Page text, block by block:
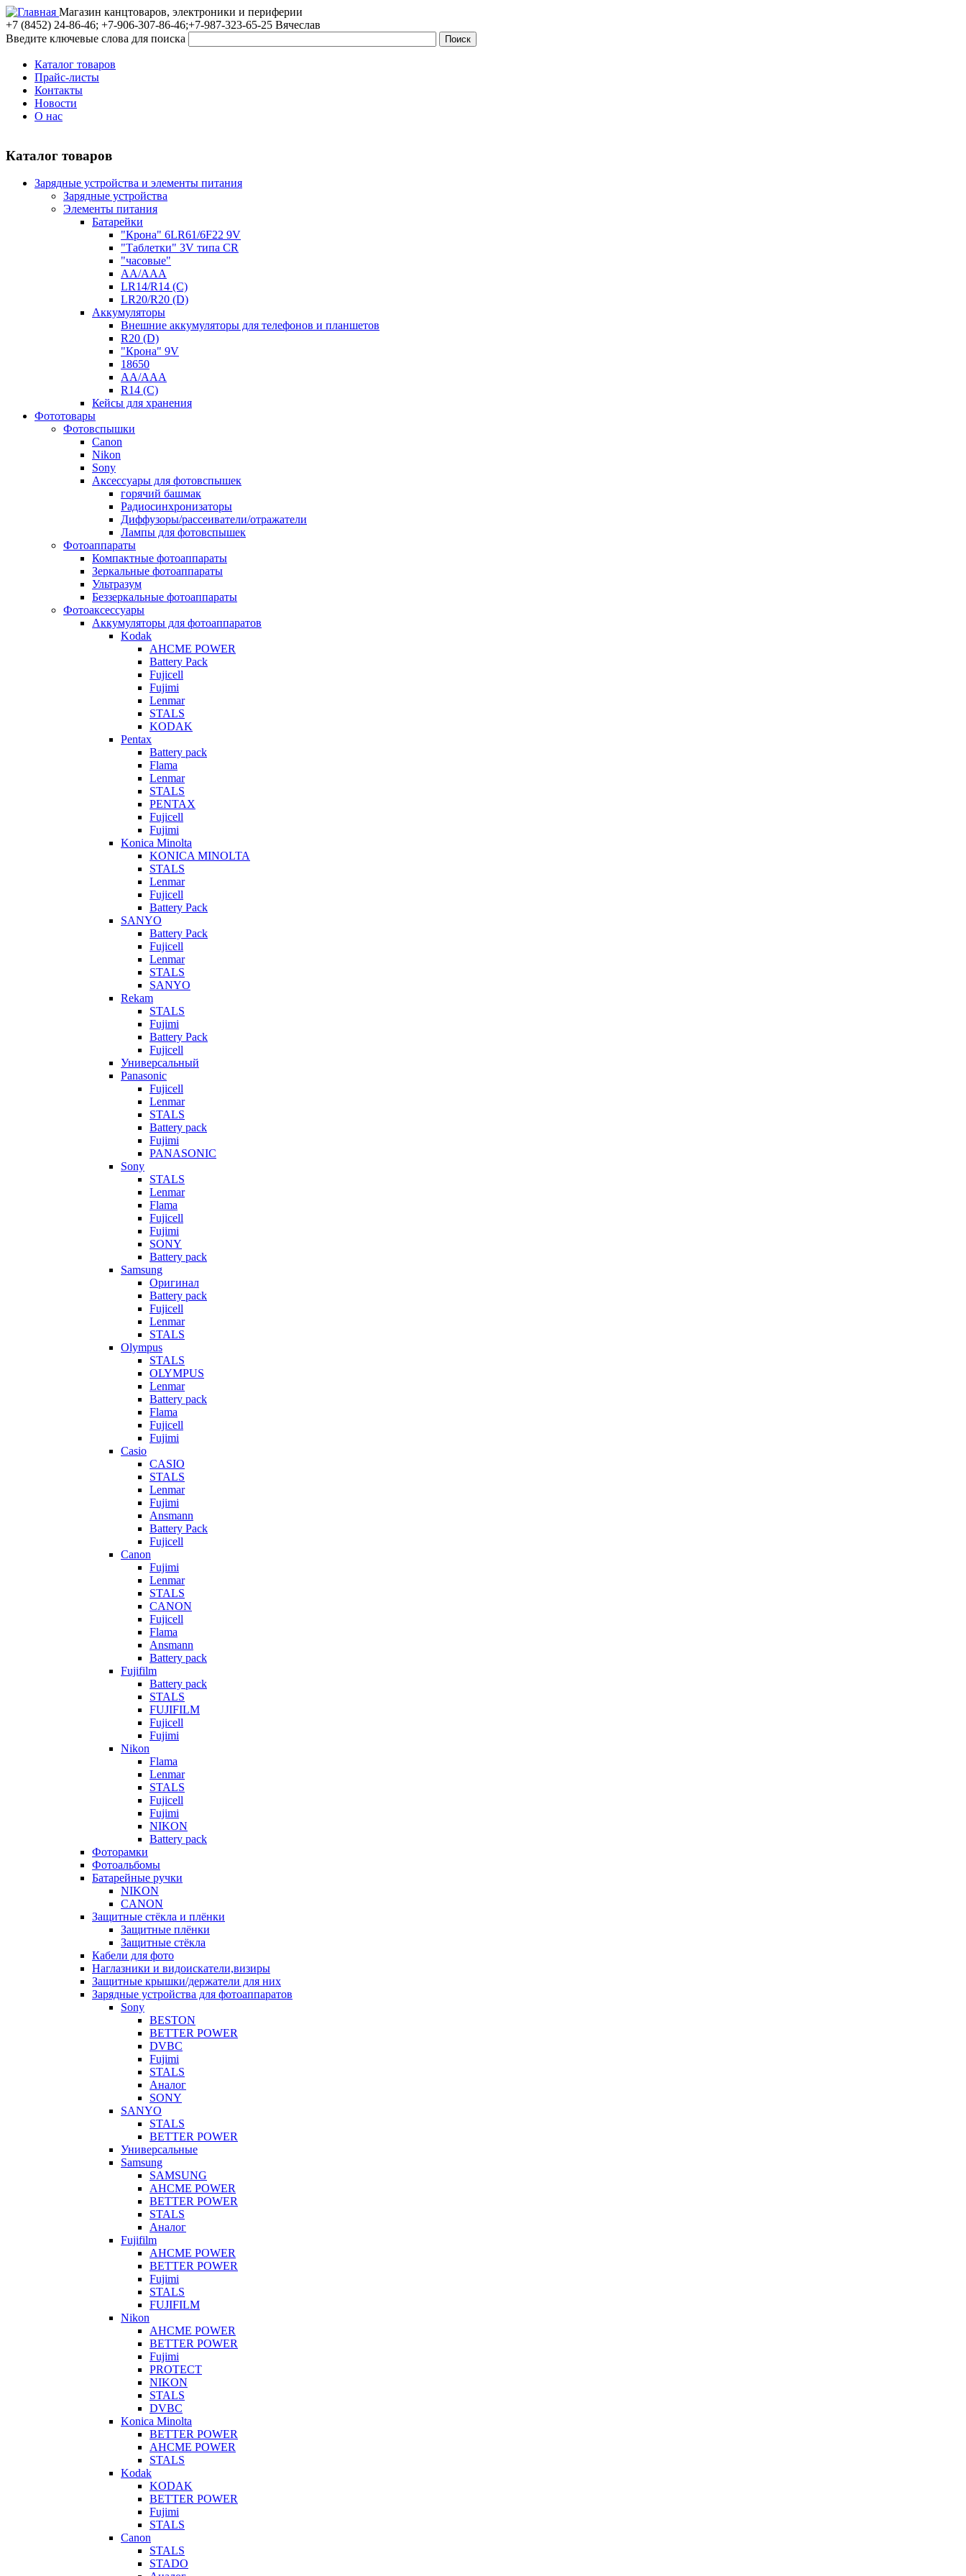
Магазин канцтоваров, электроники и периферии
+7 (8452) 24-86-46; +7-906-307-86-46;+7-987-323-65-25 Вячеслав
Введите ключевые слова для поиска
Каталог товаров
Прайс-листы
Контакты
Новости
О нас
Каталог товаров
Зарядные устройства и элементы питания
Зарядные устройства
Элементы питания
Батарейки
"Крона" 6LR61/6F22 9V
"Таблетки" 3V типа CR
"часовые"
AA/AAA
LR14/R14 (C)
LR20/R20 (D)
Аккумуляторы
Внешние аккумуляторы для телефонов и планшетов
R20 (D)
"Крона" 9V
18650
AA/AAA
R14 (C)
Кейсы для хранения
Фототовары
Фотовспышки
Canon
Nikon
Sony
Аксессуары для фотовспышек
горячий башмак
Радиосинхронизаторы
Диффузоры/рассеиватели/отражатели
Лампы для фотовспышек
Фотоаппараты
Компактные фотоаппараты
Зеркальные фотоаппараты
Ультразум
Беззеркальные фотоаппараты
Фотоаксессуары
Аккумуляторы для фотоаппаратов
Kodak
AHCME POWER
Battery Pack
Fujicell
Fujimi
Lenmar
STALS
KODAK
Pentax
Battery pack
Flama
Lenmar
STALS
PENTAX
Fujicell
Fujimi
Konica Minolta
KONICA MINOLTA
STALS
Lenmar
Fujicell
Battery Pack
SANYO
Battery Pack
Fujicell
Lenmar
STALS
SANYO
Rekam
STALS
Fujimi
Battery Pack
Fujicell
Универсальный
Panasonic
Fujicell
Lenmar
STALS
Battery pack
Fujimi
PANASONIC
Sony
STALS
Lenmar
Flama
Fujicell
Fujimi
SONY
Battery pack
Samsung
Оригинал
Battery pack
Fujicell
Lenmar
STALS
Olympus
STALS
OLYMPUS
Lenmar
Battery pack
Flama
Fujicell
Fujimi
Casio
CASIO
STALS
Lenmar
Fujimi
Ansmann
Battery Pack
Fujicell
Canon
Fujimi
Lenmar
STALS
CANON
Fujicell
Flama
Ansmann
Battery pack
Fujifilm
Battery pack
STALS
FUJIFILM
Fujicell
Fujimi
Nikon
Flama
Lenmar
STALS
Fujicell
Fujimi
NIKON
Battery pack
Фоторамки
Фотоальбомы
Батарейные ручки
NIKON
CANON
Защитные стёкла и плёнки
Защитные плёнки
Защитные стёкла
Кабели для фото
Наглазники и видоискатели,визиры
Защитные крышки/держатели для них
Зарядные устройства для фотоаппаратов
Sony
BESTON
BETTER POWER
DVBC
Fujimi
STALS
Аналог
SONY
SANYO
STALS
BETTER POWER
Универсальные
Samsung
SAMSUNG
AHCME POWER
BETTER POWER
STALS
Аналог
Fujifilm
AHCME POWER
BETTER POWER
Fujimi
STALS
FUJIFILM
Nikon
AHCME POWER
BETTER POWER
Fujimi
PROTECT
NIKON
STALS
DVBC
Konica Minolta
BETTER POWER
AHCME POWER
STALS
Kodak
KODAK
BETTER POWER
Fujimi
STALS
Canon
STALS
STADO